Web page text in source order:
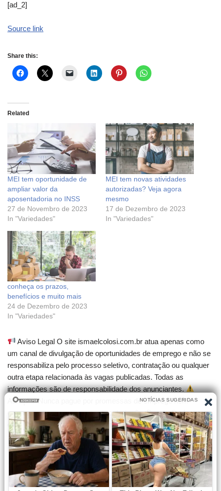
[ad_2]
Source link
Share this:
Related
MEI tem oportunidade de
ampliar valor da
aposentadoria no INSS
27 de Novembro de 2023
In "Variedades"
MEI tem novas atividades
autorizadas? Veja agora
mesmo
17 de Dezembro de 2023
In "Variedades"
conheça os prazos,
benefícios e muito mais
24 de Dezembro de 2023
In "Variedades"
Aviso Legal O site ismaelcolosi.com.br atua apenas como
um canal de divulgação de oportunidades de emprego e não se
responsabiliza pelo processo seletivo, contratação ou qualquer
outra etapa relacionada às vagas publicadas. Todas as
informações são de responsabilidade dos anunciantes.
Atenção! Nunca pague por promessas de emprego nem
compre cursos que garantam contratação. Desconfie de
qualquer cobrança para participar de seleções.